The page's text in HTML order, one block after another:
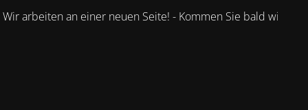
Wir arbeiten an einer neuen Seite! - Kommen Sie bald wieder.